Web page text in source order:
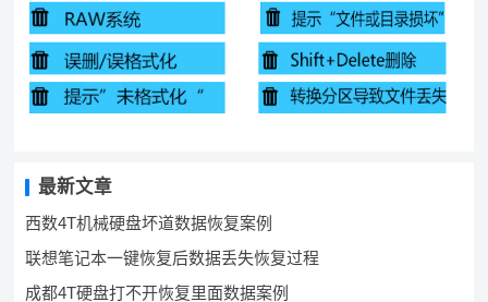
最新文章
西数4T机械硬盘坏道数据恢复案例
联想笔记本一键恢复后数据丢失恢复过程
成都4T硬盘打不开恢复里面数据案例